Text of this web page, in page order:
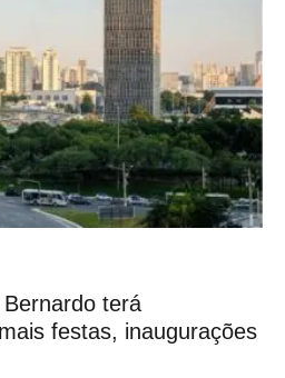
terá
festas, inaugurações